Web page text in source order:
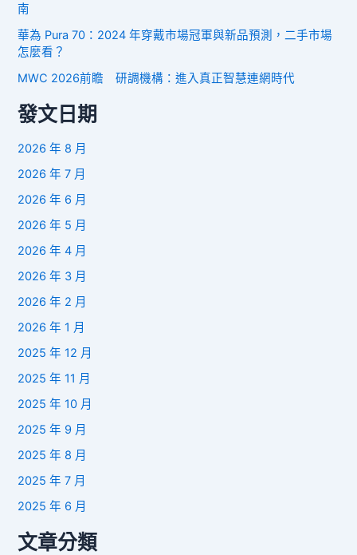
南
華為 Pura 70：2024 年穿戴市場冠軍與新品預測，二手市場
怎麼看？
MWC 2026前瞻 研調機構：進入真正智慧連網時代
發文日期
2026 年 8 月
2026 年 7 月
2026 年 6 月
2026 年 5 月
2026 年 4 月
2026 年 3 月
2026 年 2 月
2026 年 1 月
2025 年 12 月
2025 年 11 月
2025 年 10 月
2025 年 9 月
2025 年 8 月
2025 年 7 月
2025 年 6 月
文章分類